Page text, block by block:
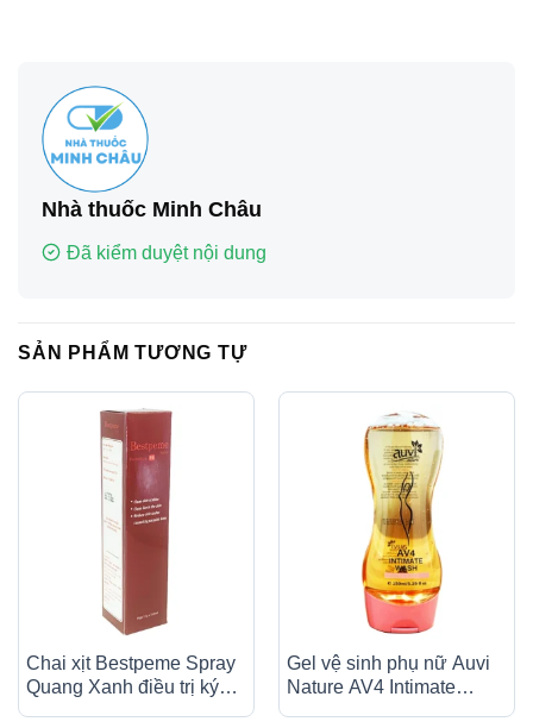
Nhà thuốc Minh Châu
Đã kiểm duyệt nội dung
SẢN PHẨM TƯƠNG TỰ
Chai xịt Bestpeme Spray
Quang Xanh điều trị ký
sinh trùng, ghẻ (150ml)
Gel vệ sinh phụ nữ Auvi
Nature AV4 Intimate
Wash 150ml giúp làm